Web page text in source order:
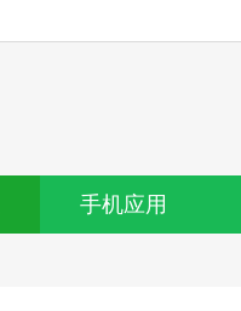
手机应用